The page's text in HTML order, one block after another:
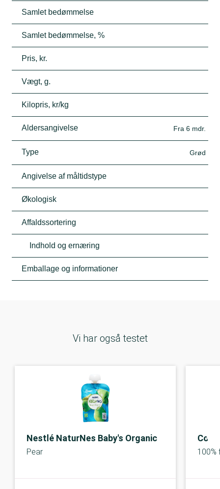
Samlet bedømmelse
Samlet bedømmelse, %
Pris, kr.
Vægt, g.
Kilopris, kr/kg
Aldersangivelse Fra 6 mdr.
Type Grød
Angivelse af måltidstype
Økologisk
Affaldssortering
Indhold og ernæring
Emballage og informationer
Vi har også testet
Nestlé NaturNes Baby's Organic
Pear